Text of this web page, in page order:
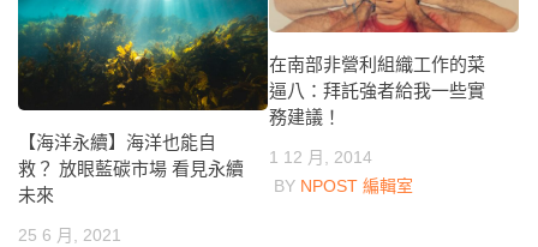
【海洋永續】海洋也能自
救？ 放眼藍碳市場 看見永續
未來
25 6 月, 2021
在南部非營利組織工作的菜
逼八：拜託強者給我一些實
務建議！
1 12 月, 2014
BY NPOST 編輯室